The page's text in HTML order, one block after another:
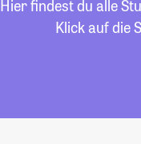
Hier findest du alle
Klick auf die